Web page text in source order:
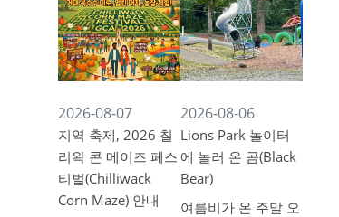
2026-08-07
지역 축제, 2026 칠
리왁 콘 메이즈 페스
티벌(Chilliwack
Corn Maze) 안내
2026-08-06
Lions Park 놀이터
에 놀러 온 곰(Black
Bear)
여름비가 온 주말 오